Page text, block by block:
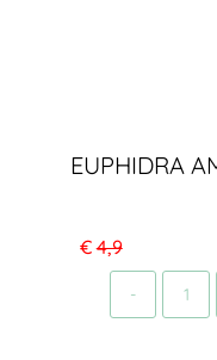
EUPHIDRA
€4,9